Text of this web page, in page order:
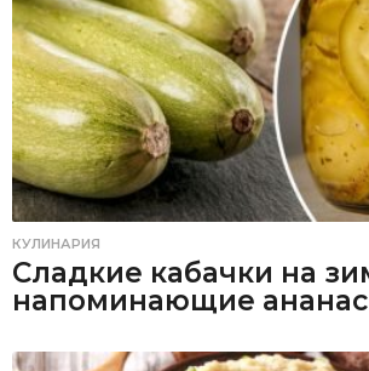
КУЛИНАРИЯ
Сладкие кабачки на
напоминающие ананас